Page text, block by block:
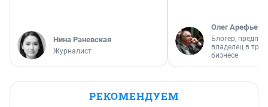
Нина Раневская
Журналист
Олег Арефьев
Блогер,
владелец в
бизнесе
РЕКОМЕНДУЕМ